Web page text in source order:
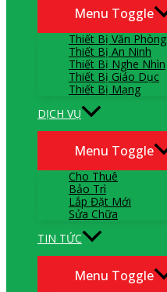
Menu Toggle
Thiết Bị Văn Phòng
Thiết Bị An Ninh
Thiết Bị Nghe Nhìn
Thiết Bị Giáo Dục
Thiết Bị Mạng
DỊCH VỤ
Menu Toggle
Cho Thuê
Bảo Trì
Lắp Đặt Mới
Sửa Chữa
TIN TỨC
Menu Toggle